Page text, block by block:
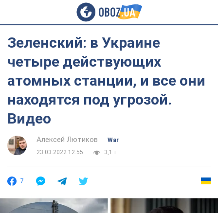
Зеленский: в Украине
четыре действующих
атомных станции, и все они
находятся под угрозой.
Видео
Алексей Лютиков
War
23.03.2022 12:55
3,1 т.
7